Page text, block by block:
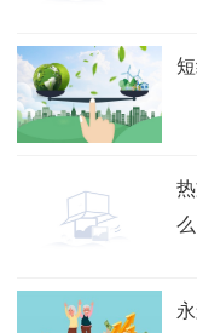
么